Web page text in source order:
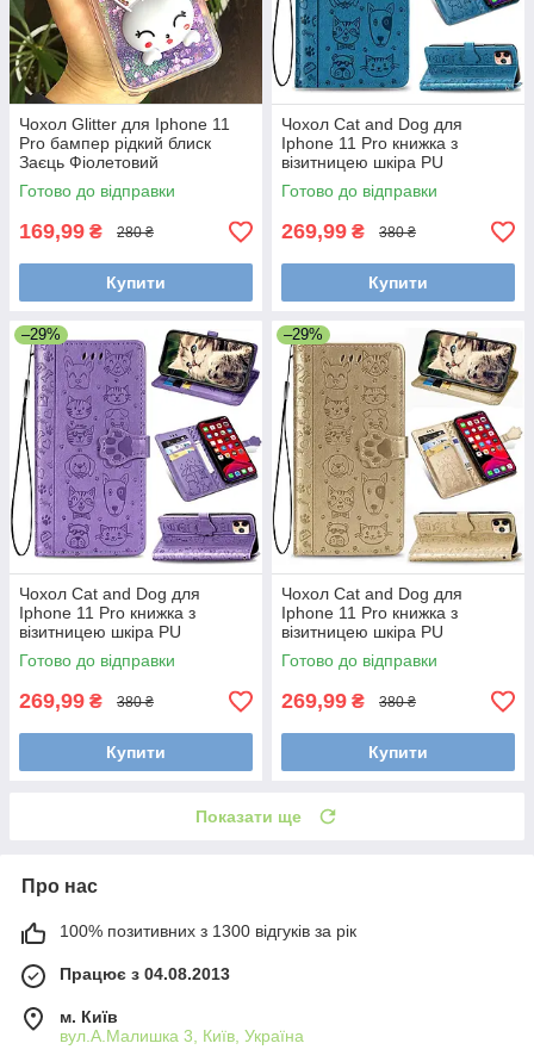
Чохол Glitter для Iphone 11
Pro бампер рідкий блиск
Заєць Фіолетовий
Готово до відправки
169,99 ₴ 280 ₴
Купити
Чохол Cat and Dog для
Iphone 11 Pro книжка з
візитницею шкіра PU
блакитний
Готово до відправки
269,99 ₴ 380 ₴
Купити
–29%
Чохол Cat and Dog для
Iphone 11 Pro книжка з
візитницею шкіра PU
фіолетовий
Готово до відправки
269,99 ₴ 380 ₴
Купити
–29%
Чохол Cat and Dog для
Iphone 11 Pro книжка з
візитницею шкіра PU
золотистий
Готово до відправки
269,99 ₴ 380 ₴
Купити
Показати ще
Про нас
100% позитивних з 1300 відгуків за рік
Працює з 04.08.2013
м. Київ
вул.А.Малишка 3, Київ, Україна